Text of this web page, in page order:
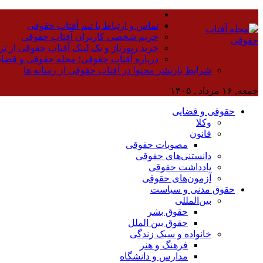
تماس و ارتباط با تیم آفتاب حقوقی
حریم شخصی کاربران آفتاب حقوقی
خرید رپورتاژ و بک لینک آفتاب حقوقی از
درباره آفتاب حقوقی؛ مجله حقوقی و
شرایط بازنشر محتوا در آفتاب حقوقی از رسانه ها
جمعه, ۱۶ مرداد , ۱۴۰۵
حقوقی و قضایی
وکلا
قانون
مصوبات حقوقی
دانستنی‌های حقوقی
یادداشت حقوقی
آزمون‌های حقوقی
حقوق مدنی و سیاست
بین‌المللی
حقوق بشر
حقوق بین الملل
خانواده و سبک زندگی
فرهنگ و هنر
مدارس و دانشگاه